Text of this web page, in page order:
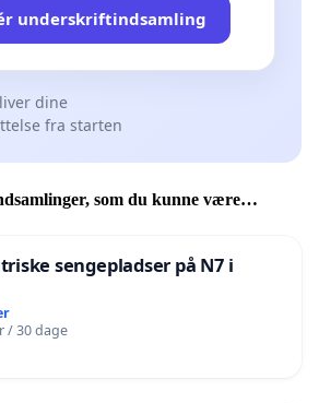
underskriftindsamling
dine
fra starten
som du kunne være
sengepladser på N7 i
/ 30 dage